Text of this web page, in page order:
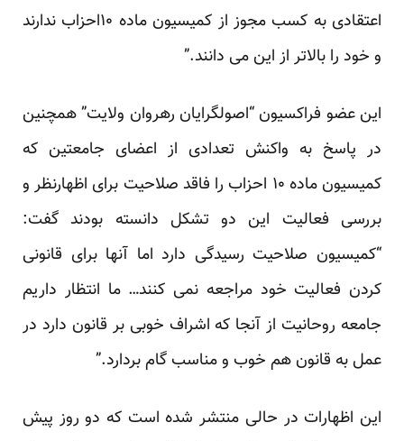
اعتقادی به کسب مجوز از کمیسیون ماده ۱۰احزاب ندارند
و خود را بالاتر از این می دانند.”
این عضو فراکسیون “اصولگرایان رهروان ولایت” همچنین
در پاسخ به واکنش تعدادی از اعضای جامعتین که
کمیسیون ماده ۱۰ احزاب را فاقد صلاحیت برای اظهارنظر و
بررسی فعالیت این دو تشکل دانسته بودند گفت:
“کمیسیون صلاحیت رسیدگی دارد اما آنها برای قانونی
کردن فعالیت خود مراجعه نمی کنند… ما انتظار داریم
جامعه روحانیت از آنجا که اشراف خوبی بر قانون دارد در
عمل به قانون هم خوب و مناسب گام بردارد.”
این اظهارات در حالی منتشر شده است که دو روز پیش